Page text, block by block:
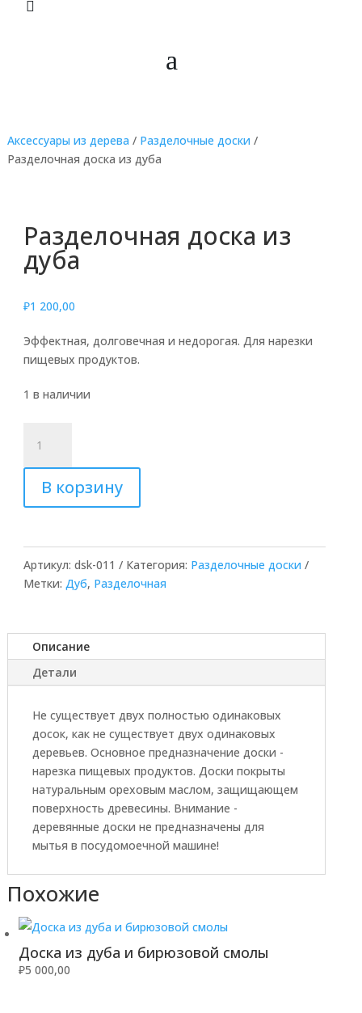
Аксессуары из дерева / Разделочные доски /
Разделочная доска из дуба
Разделочная доска из
дуба
₽1 200,00
Эффектная, долговечная и недорогая. Для нарезки
пищевых продуктов.
1 в наличии
товара
Разделочная
доска
из
В корзину
Артикул: dsk-011 Категория: Разделочные доски
Метки: Дуб, Разделочная
Описание
Детали
Не существует двух полностью одинаковых
досок, как не существует двух одинаковых
деревьев. Основное предназначение доски -
нарезка пищевых продуктов. Доски покрыты
натуральным ореховым маслом, защищающем
поверхность древесины. Внимание -
деревянные доски не предназначены для
мытья в посудомоечной машине!
Похожие
Доска из дуба и бирюзовой смолы
₽5 000,00